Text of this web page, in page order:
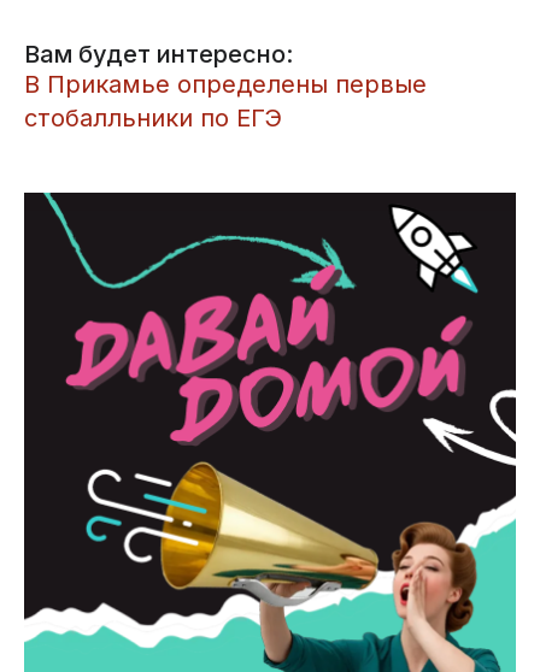
Вам будет интересно:
​В Прикамье определены первые
стобалльники по ЕГЭ